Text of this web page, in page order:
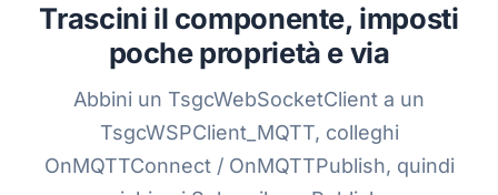
Trascini il componente, imposti
poche proprietà e via
Abbini un TsgcWebSocketClient a un
TsgcWSPClient_MQTT, colleghi
OnMQTTConnect / OnMQTTPublish, quindi